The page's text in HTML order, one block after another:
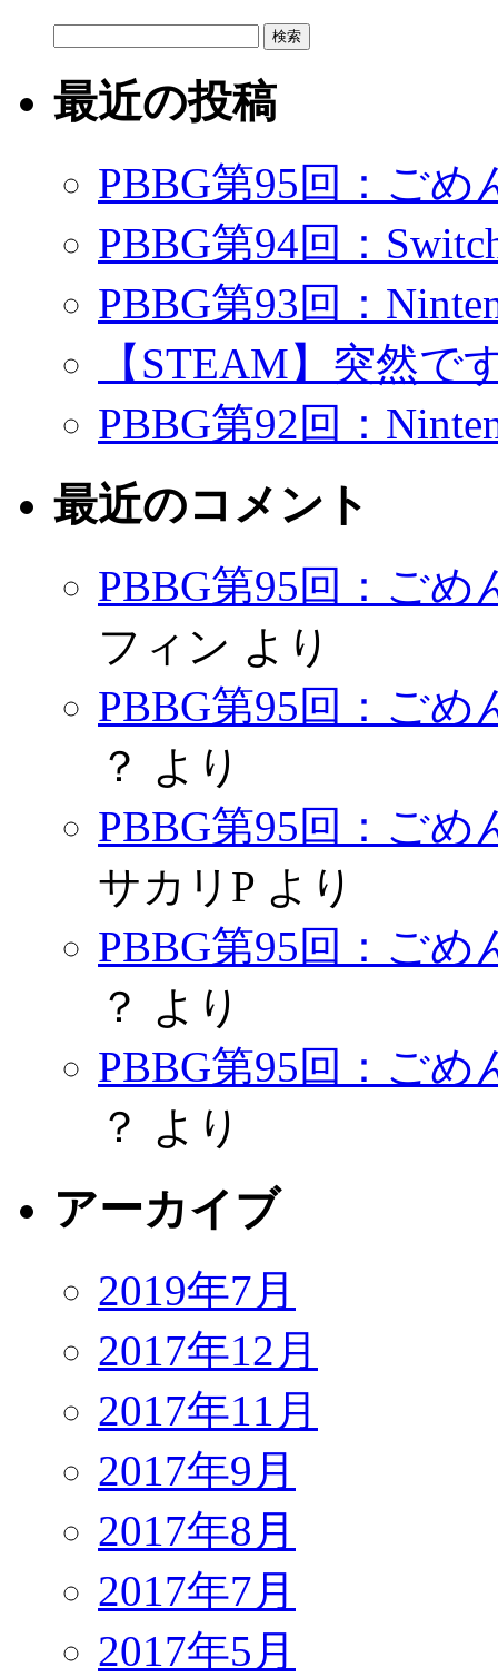
最近の投稿
PBBG第95回：ご
PBBG第94回：
PBBG第93回：
【STEAM】突然で
PBBG第92回：
最近のコメント
PBBG第95回：ご
フィン より
PBBG第95回：ご
？ より
PBBG第95回：ご
サカリP より
PBBG第95回：ご
？ より
PBBG第95回：ご
？ より
アーカイブ
2019年7月
2017年12月
2017年11月
2017年9月
2017年8月
2017年7月
2017年5月